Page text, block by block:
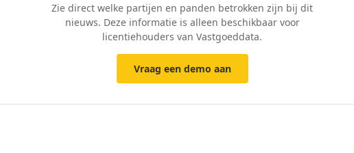
Zie direct welke partijen en panden betrokken zijn bij dit
nieuws. Deze informatie is alleen beschikbaar voor
licentiehouders van Vastgoeddata.
Vraag een demo aan